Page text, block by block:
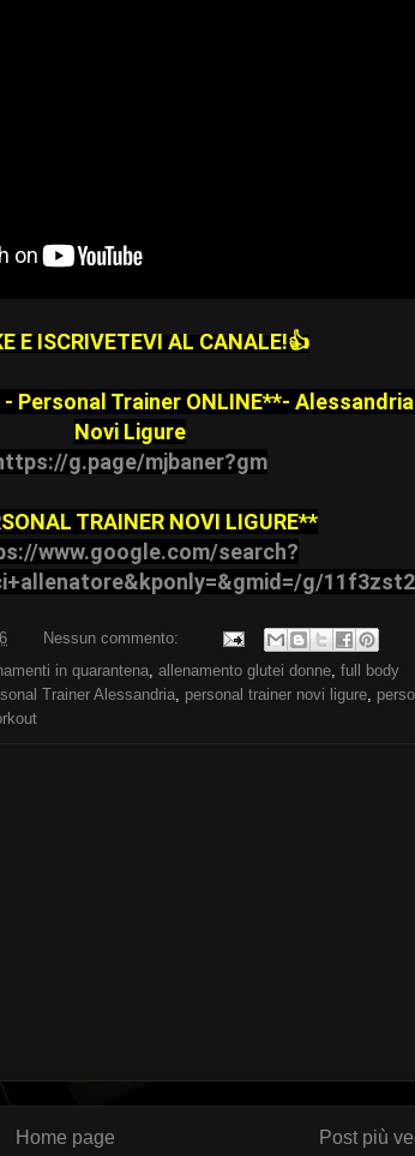
E ISCRIVETEVI AL CANALE!👍
Personal Trainer ONLINE**-
Novi Ligure
g.page/mjbaner?gm
TRAINER NOVI LIGURE**
www.google.com/search?
g/
Nessun commento:
in quarantena allenamento glutei donne full body
Trainer Alessandria personal trainer novi ligure
Post più
Home page